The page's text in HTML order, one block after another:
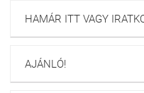
HAMÁR ITT VAGY
AJÁNLÓ!